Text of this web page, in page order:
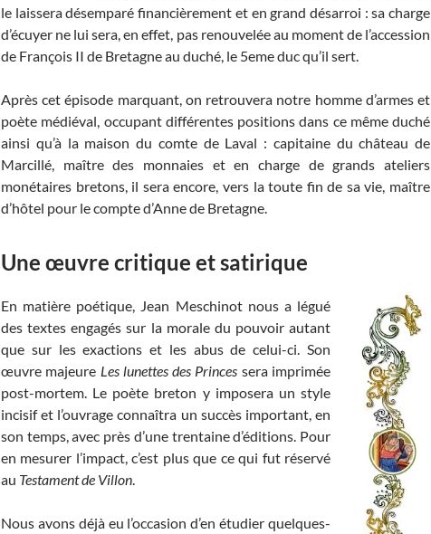
le laissera désemparé financièrement et en grand désarroi : sa charge
d’écuyer ne lui sera, en effet, pas renouvelée au moment de l’accession
de François II de Bretagne au duché, le 5eme duc qu’il sert.
Après cet épisode marquant, on retrouvera notre homme d’armes et
poète médiéval, occupant différentes positions dans ce même duché
ainsi qu’à la maison du comte de Laval : capitaine du château de
Marcillé, maître des monnaies et en charge de grands ateliers
monétaires bretons, il sera encore, vers la toute fin de sa vie, maître
d’hôtel pour le compte d’Anne de Bretagne.
Une œuvre critique et satirique
En matière poétique, Jean Meschinot nous a légué
des textes engagés sur la morale du pouvoir autant
que sur les exactions et les abus de celui-ci. Son
œuvre majeure Les lunettes des Princes sera imprimée
post-mortem. Le poète breton y imposera un style
incisif et l’ouvrage connaîtra un succès important, en
son temps, avec près d’une trentaine d’éditions. Pour
en mesurer l’impact, c’est plus que ce qui fut réservé
au Testament de Villon.
Nous avons déjà eu l’occasion d’en étudier quelques-